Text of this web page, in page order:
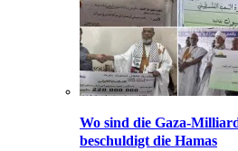
Wo sind die Gaza-
beschuldigt die Hamas